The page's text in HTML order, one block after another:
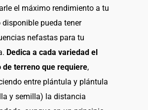
el máximo rendimiento a tu
disponible pueda tener
nefastas para tu
Dedica a cada variedad el
de terreno que requiere,
entre plántula y plántula
y semilla) la distancia